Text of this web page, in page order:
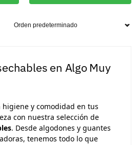
en Algo Muy
y comodidad en tus
con nuestra selección de
. Desde algodones y guantes
tenemos todo lo que